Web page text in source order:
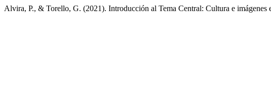
Alvira, P., & Torello, G. (2021). Introducción al Tema Central: Cultura e